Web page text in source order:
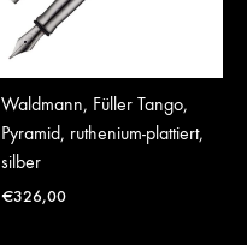
Waldmann, Füller Tango,
Pyramid, ruthenium-plattiert,
silber
€326,00